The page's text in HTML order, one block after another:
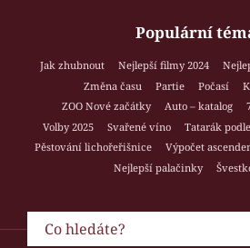
Populární
Jak zhubnout Nejlepší filmy 2024
Změna času
Partie Počasí
ZOO Nové začátky
Auto – katalog
Volby 2025
Svařené víno Tatarák
Pěstování lichořeřišnice
Výpočet
Nejlepší palačinky